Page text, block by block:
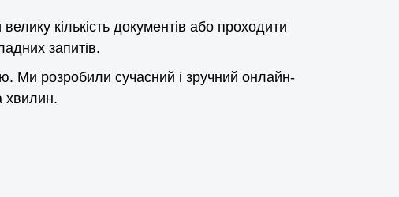
кількість документів або проходити
запитів.
Ми розробили сучасний і зручний онлайн-
хвилин.